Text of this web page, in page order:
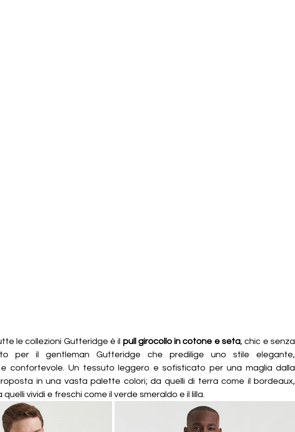
le collezioni Gutteridge è il pull girocollo in cotone e seta, chic e senza
per il gentleman Gutteridge che predilige uno stile elegante,
confortevole. Un tessuto leggero e sofisticato per una maglia dalla
in una vasta palette colori; da quelli di terra come il bordeaux,
vividi e freschi come il verde smeraldo e il lilla.